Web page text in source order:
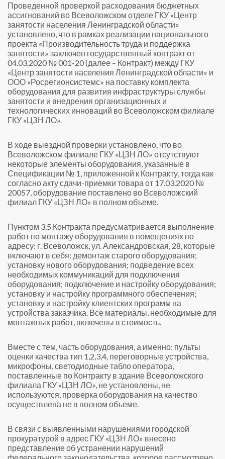
Проведенной проверкой расходования бюджетных
ассигнований во Всеволожском отделе ГКУ «Центр
занятости населения Ленинградской области»
установлено, что в рамках реализации национального
проекта «Производительность труда и поддержка
занятости» заключен государственный контракт от
04.03.2020 № 001-20 (далее – Контракт) между ГКУ
«Центр занятости населения Ленинградской области» и
ООО «Росрегионсистемс» на поставку комплекта
оборудования для развития инфраструктуры службы
занятости и внедрения организационных и
технологических инноваций во Всеволожском филиале
ГКУ «ЦЗН ЛО».
В ходе выездной проверки установлено, что во
Всеволожском филиале ГКУ «ЦЗН ЛО» отсутствуют
некоторые элементы оборудования, указанные в
Спецификации № 1, приложенной к Контракту, тогда как
согласно акту сдачи-приемки товара от 17.03.2020 №
20057, оборудование поставлено во Всеволожский
филиал ГКУ «ЦЗН ЛО» в полном объеме.
Пунктом 3.5 Контракта предусматривается выполнение
работ по монтажу оборудования в помещениях по
адресу: г. Всеволожск, ул. Александровская, 28, которые
включают в себя: демонтаж старого оборудования;
установку нового оборудования; подведение всех
необходимых коммуникаций для подключения
оборудования; подключение и настройку оборудования;
установку и настройку программного обеспечения;
установку и настройку клиентских программ на
устройства заказчика. Все материалы, необходимые для
монтажных работ, включены в стоимость.
Вместе с тем, часть оборудования, а именно: пульты
оценки качества тип 1,2,3,4, переговорные устройства,
микрофоны, светодиодные табло оператора,
поставленные по Контракту в здание Всеволожского
филиала ГКУ «ЦЗН ЛО», не установлены, не
используются, проверка оборудования на качество
осуществлена не в полном объеме.
В связи с выявленными нарушениями городской
прокуратурой в адрес ГКУ «ЦЗН ЛО» внесено
представление об устранении нарушений